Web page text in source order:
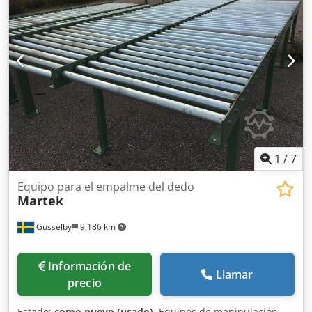
eliminación de residuos de madera - Máquina apiladora -
La última revista no está a la venta. - Transportador
transversal de paquetes Chedswclkyspfx Ai Sja La máquina
está en muy buen estado, muy poco uso. La máquina
todavía está ensamblada pero está disponible de
inmediato.
1 /7
Gusselby 9,186 km
Equipo para el empalme del dedo
Martek
Información de
precio
Llamar